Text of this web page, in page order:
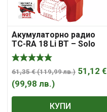
Акумулаторно радио
TC-RA 18 Li BT – Solo
EINHELL
61,35€ (119,99лв.) 51,12 €
(99,98 лв.)
КУПИ